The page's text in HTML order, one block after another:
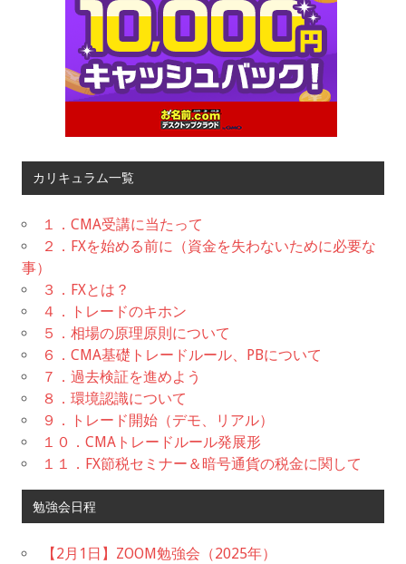
カリキュラム一覧
１．CMA受講に当たって
２．FXを始める前に（資金を失わないために必要な
事）
３．FXとは？
４．トレードのキホン
５．相場の原理原則について
６．CMA基礎トレードルール、PBについて
７．過去検証を進めよう
８．環境認識について
９．トレード開始（デモ、リアル）
１０．CMAトレードルール発展形
１１．FX節税セミナー＆暗号通貨の税金に関して
勉強会日程
【2月1日】ZOOM勉強会（2025年）